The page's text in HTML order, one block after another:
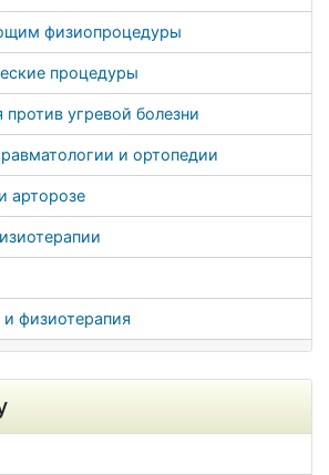
физиопроцедуры
процедуры
против угревой болезни
и ортопедии
арторозе
физиотерапия